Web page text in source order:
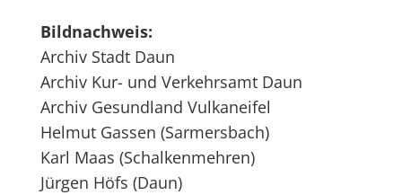
Bildnachweis:
Archiv Stadt Daun
Archiv Kur- und Verkehrsamt Daun
Archiv Gesundland Vulkaneifel
Helmut Gassen (Sarmersbach)
Karl Maas (Schalkenmehren)
Jürgen Höfs (Daun)